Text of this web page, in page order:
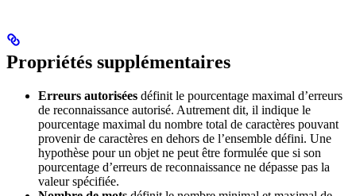
Propriétés supplémentaires
Erreurs autorisées définit le pourcentage maximal d’erreurs
de reconnaissance autorisé. Autrement dit, il indique le
pourcentage maximal du nombre total de caractères pouvant
provenir de caractères en dehors de l’ensemble défini. Une
hypothèse pour un objet ne peut être formulée que si son
pourcentage d’erreurs de reconnaissance ne dépasse pas la
valeur spécifiée.